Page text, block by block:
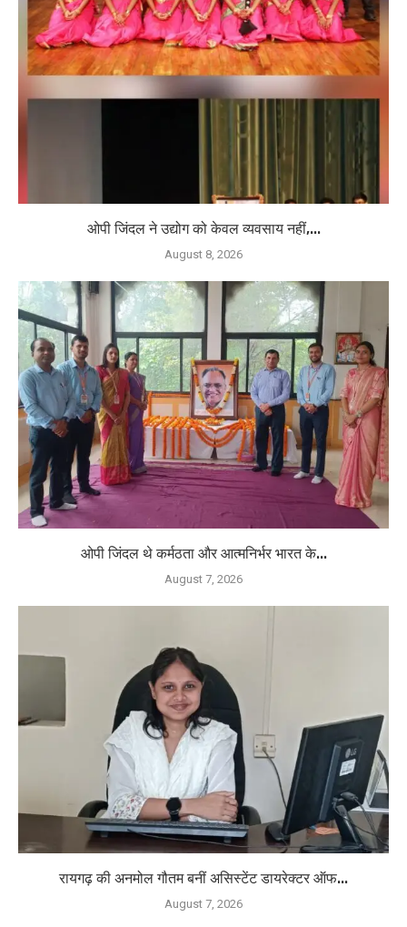
ओपी जिंदल ने उद्योग को केवल व्यवसाय नहीं,...
August 8, 2026
ओपी जिंदल थे कर्मठता और आत्मनिर्भर भारत के...
August 7, 2026
रायगढ़ की अनमोल गौतम बनीं असिस्टेंट डायरेक्टर ऑफ...
August 7, 2026